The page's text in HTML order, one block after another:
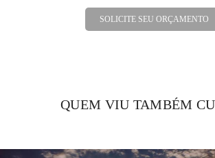
SOLICITE SEU ORÇAMENTO
QUEM VIU TAMBÉM